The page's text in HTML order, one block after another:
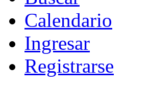
Calendario
Ingresar
Registrarse